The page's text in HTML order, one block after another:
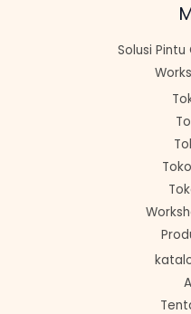
Solusi